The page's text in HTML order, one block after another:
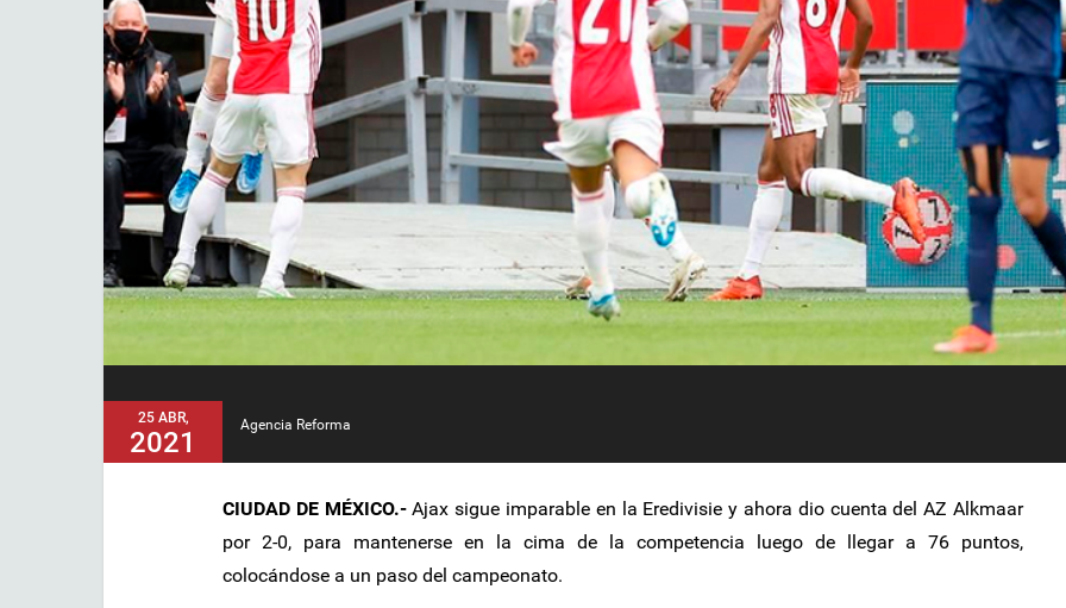
25 ABR,
2021
Agencia Reforma
CIUDAD DE MÉXICO.-Ajax sigue imparable en la Eredivisie y ahora dio cuenta del AZ Alkmaar
por 2-0, para mantenerse en la cima de la competencia luego de llegar a 76 puntos,
colocándose a un paso del campeonato.